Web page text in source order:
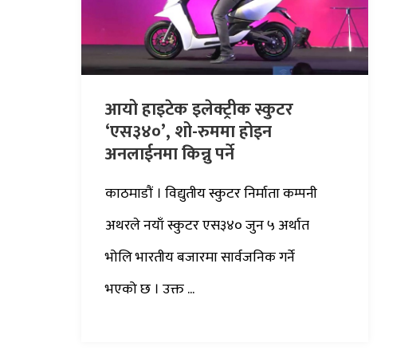
आयो हाइटेक इलेक्ट्रीक स्कुटर
‘एस३४०’, शो-रुममा होइन
अनलाईनमा किन्नु पर्ने
काठमाडौं । विद्युतीय स्कुटर निर्माता कम्पनी
अथरले नयाँ स्कुटर एस३४० जुन ५ अर्थात
भोलि भारतीय बजारमा सार्वजनिक गर्ने
भएको छ । उक्त ...